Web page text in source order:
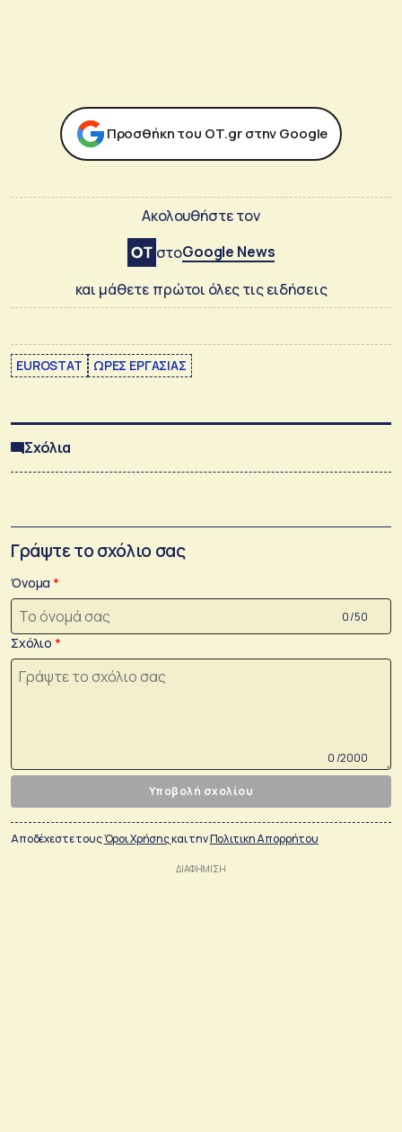
Προσθήκη του ΟΤ.gr στην Google
Ακολουθήστε τον
στοGoogle News
και μάθετε πρώτοι όλες τις ειδήσεις
EUROSTAT ΩΡΕΣ ΕΡΓΑΣΙΑΣ
Σχόλια
Γράψτε το σχόλιο σας
Όνομα
0 /50
Σχόλιο
0 /2000
Υποβολή σχολίου
Αποδέχεστε τουςΌροι Χρήσηςκαι τηνΠολιτικη Απορρήτου